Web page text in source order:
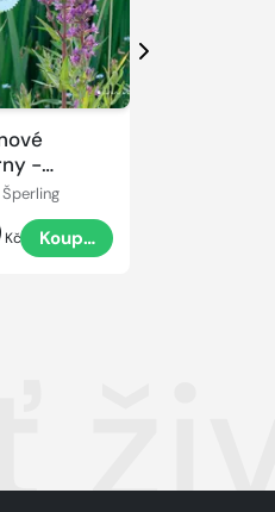
-
čištění a
vody
Kč Koupit
Další